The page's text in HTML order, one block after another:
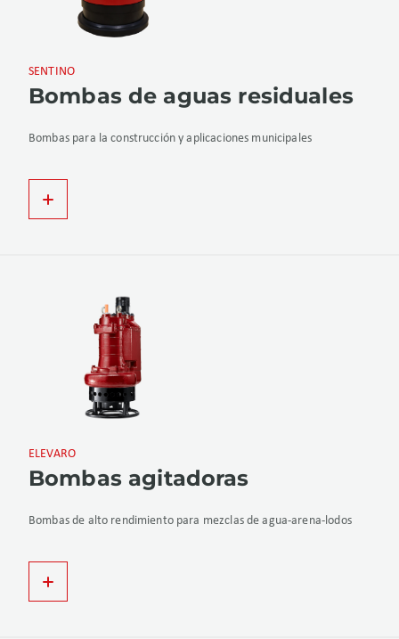
SENTINO
Bombas de aguas residuales
Bombas para la construcción y aplicaciones municipales
ELEVARO
Bombas agitadoras
Bombas de alto rendimiento para mezclas de agua-arena-lodos